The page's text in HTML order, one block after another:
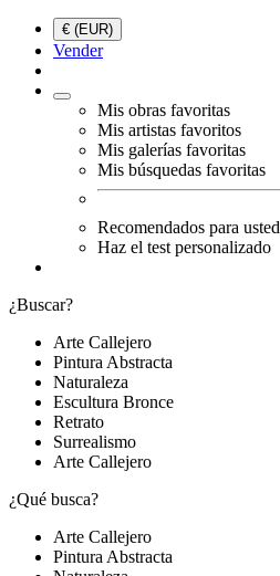
€ (EUR)
Vender
Mis obras favoritas
Mis artistas favoritos
Mis galerías favoritas
Mis búsquedas favoritas
Recomendados para usted
Haz el test personalizado
¿Buscar?
Arte Callejero
Pintura Abstracta
Naturaleza
Escultura Bronce
Retrato
Surrealismo
Arte Callejero
¿Qué busca?
Arte Callejero
Pintura Abstracta